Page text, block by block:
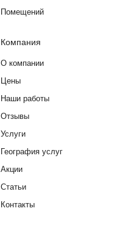
Помещений
Компания
О компании
Цены
Наши работы
Отзывы
Услуги
География услуг
Акции
Статьи
Контакты